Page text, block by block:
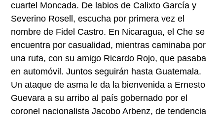
cuartel Moncada. De labios de Calixto García y
Severino Rosell, escucha por primera vez el
nombre de Fidel Castro. En Nicaragua, el Che se
encuentra por casualidad, mientras caminaba por
una ruta, con su amigo Ricardo Rojo, que pasaba
en automóvil. Juntos seguirán hasta Guatemala.
Un ataque de asma le da la bienvenida a Ernesto
Guevara a su arribo al país gobernado por el
coronel nacionalista Jacobo Arbenz, de tendencia